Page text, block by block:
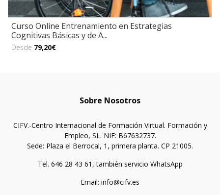
Curso Online Entrenamiento en Estrategias
Cognitivas Básicas y de A...
Desde 79,20€
Sobre Nosotros
CIFV.-Centro Internacional de Formación Virtual. Formación y
Empleo, SL. NIF: B67632737.
Sede: Plaza el Berrocal, 1, primera planta. CP 21005.
Tel. 646 28 43 61, también servicio WhatsApp
Email: info@cifv.es